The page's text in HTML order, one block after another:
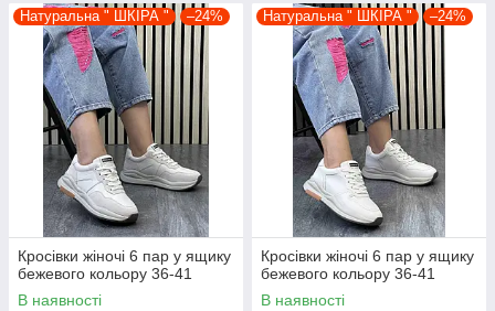
Натуральна " ШКІРА " –24%
Кросівки жіночі 6 пар у ящику
бежевого кольору 36-41
В наявності
Натуральна " ШКІРА " –24%
Кросівки жіночі 6 пар у ящику
бежевого кольору 36-41
В наявності